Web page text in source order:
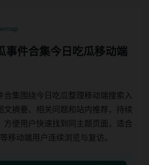
事件合集今日吃瓜移动端
合集围绕今日吃瓜整理移动端搜索入
文摘要、相关问题和站内推荐，持续
方便用户快速找到同主题页面，适合
移动端用户连续浏览与复访。